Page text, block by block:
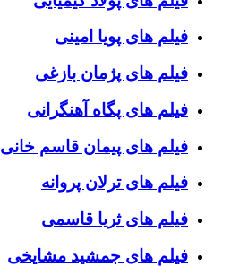
فیلم های پویا امینی
فیلم های پژمان بازغی
فیلم های پگاه آهنگرانی
فیلم های پیمان قاسم خانی
فیلم های ترلان پروانه
فیلم های ثریا قاسمی
فیلم های جمشید مشایخی